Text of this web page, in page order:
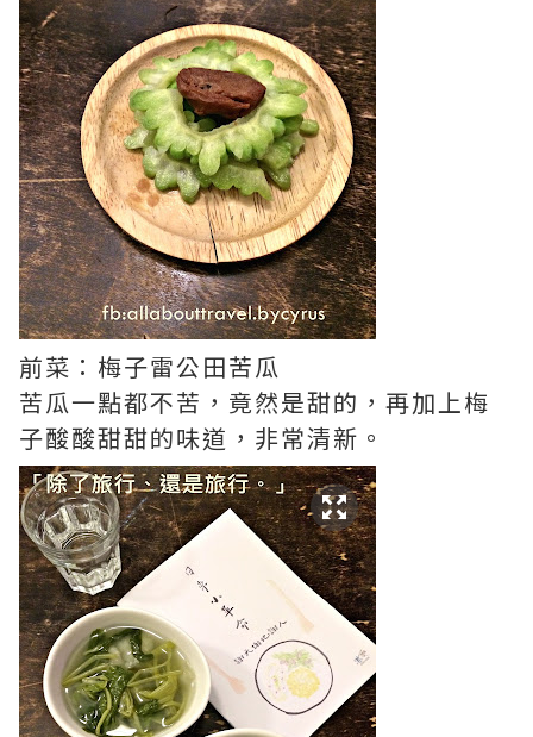
前菜：梅子雷公田苦瓜
苦瓜一點都不苦，竟然是甜的，再加上梅
子酸酸甜甜的味道，非常清新。